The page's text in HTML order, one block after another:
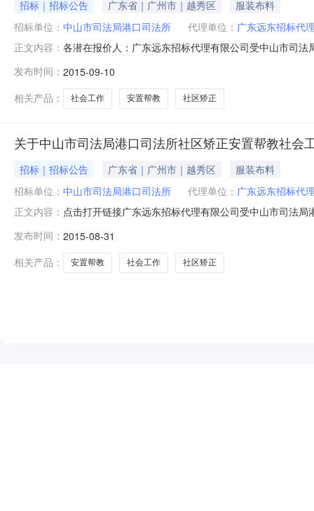
招标｜招标公告 广东省｜广州市｜越秀区
服装布料
招标单位： 中山市司法局港口司法所 代理单位： 广东远东招标代
正文内容： 各潜在报价人：广东远东招标代理有限公司受中山市司
源，配置各功能室，如访谈室、个案辅导室、小组工作
提供督导培训服务，切实提高司法社工
发布时间： 2015-09-10
相关产品：
社会工作 安置帮教 社区矫正
关于中山市司法局港口司法所社区矫正安置帮教社会
招标｜招标公告 广东省｜广州市｜越秀区
服装布料
招标单位： 中山市司法局港口司法所 代理单位： 广东远东招标代
正文内容： 点击打开链接广东远东招标代理有限公司受中山市司法
行公示，本招标项目招标文件公示期为2015年08月31日
发布时间： 2015-08-31
相关产品：
安置帮教 社会工作 社区矫正